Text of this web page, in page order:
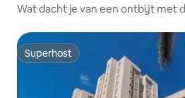
Wat dacht je van een ontbijt met
Superhost
Superhost